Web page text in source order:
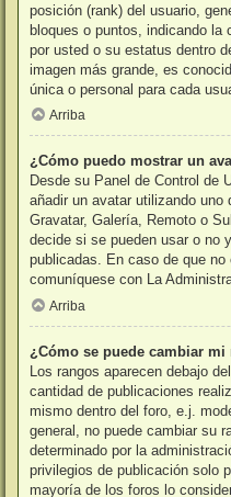
posición (rank) del usuario,
bloques o puntos, indicando la
por usted o su estatus dentro
imagen más grande, es
única o personal para cada
Arriba
¿Cómo puedo mostrar un
Desde su Panel de Control de
añadir un avatar utilizando
Gravatar, Galería, Remoto o
decide si se pueden usar o no
publicadas. En caso de que
comuníquese con La
Arriba
¿Cómo se puede cambiar mi
Los rangos aparecen debajo
cantidad de publicaciones
mismo dentro del foro, e.j.
general, no puede cambiar su
determinado por la
privilegios de publicación solo
mayoría de los foros lo